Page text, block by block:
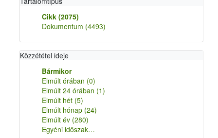
Cikk (2075)
Dokumentum (4493)
Közzététel ideje
Bármikor
Elmúlt órában (0)
Elmúlt 24 órában (1)
Elmúlt hét (5)
Elmúlt hónap (24)
Elmúlt év (280)
Egyéni időszak…